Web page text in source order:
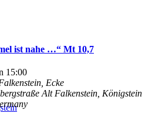
ist nahe …“ Mt 10,7
15:00
Ecke
Alt Falkenstein, Königstein